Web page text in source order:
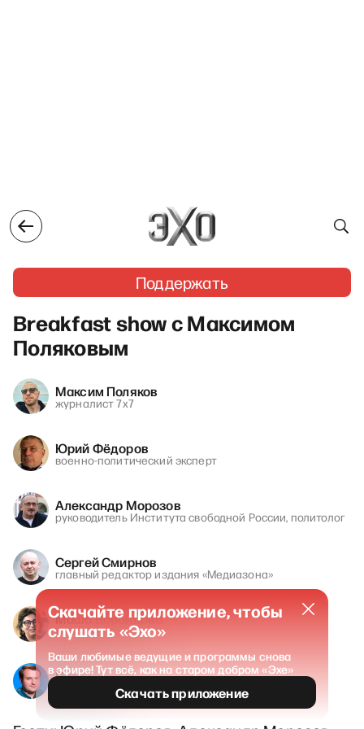
Поддержать
Breakfast show с Максимом
Поляковым
Максим Поляков
журналист 7х7
Юрий Фёдоров
военно-политический эксперт
Александр Морозов
руководитель Института свободной России, политолог
Сергей Смирнов
главный редактор издания «Медиазона»
Маша Воронцова
морской биолог
Пётр Олещук
Скачайте приложение, чтобы
слушать «Эхо»
Ваши любимые ведущие и программы снова
в эфире! Тут всё, как на старом добром «Эхе»
Скачать приложение